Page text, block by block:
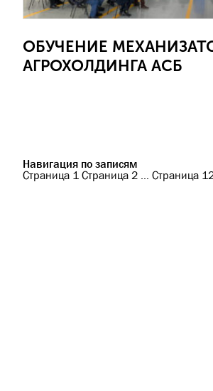
ОБУЧЕНИЕ
АГРОХОЛДИНГА АСБ
Навигация по записям
Страница 1 Страница 2 Страница